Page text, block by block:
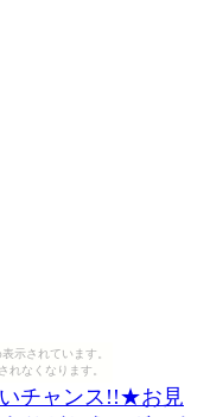
示されています。
れなくなります。